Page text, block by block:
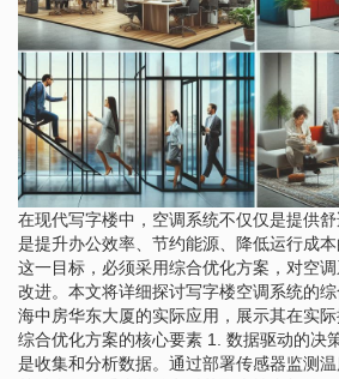
在现代写字楼中，空调系统不仅仅是提供
是提升办公效率、节约能源、降低运行成
这一目标，必须采用综合优化方案，对空
改进。本文将详细探讨写字楼空调系统的
海中房华东大厦的实际应用，展示其在实际
综合优化方案的核心要素 1. 数据驱动的决
是收集和分析数据。通过部署传感器监测